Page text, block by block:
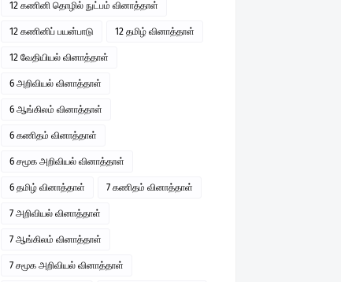
12 கணினி தொழில் நுட்பம் வினாத்தாள்
12 கணினிப் பயன்பாடு 12 தமிழ் வினாத்தாள்
12 வேதியியல் வினாத்தாள்
6 அறிவியல் வினாத்தாள்
6 ஆங்கிலம் வினாத்தாள்
6 கணிதம் வினாத்தாள்
6 சமூக அறிவியல் வினாத்தாள்
6 தமிழ் வினாத்தாள் 7 கணிதம் வினாத்தாள்
7 அறிவியல் வினாத்தாள்
7 ஆங்கிலம் வினாத்தாள்
7 சமூக அறிவியல் வினாத்தாள்